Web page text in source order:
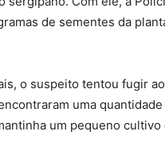
de sementes da
o suspeito tentou fugir
uma
um pequeno